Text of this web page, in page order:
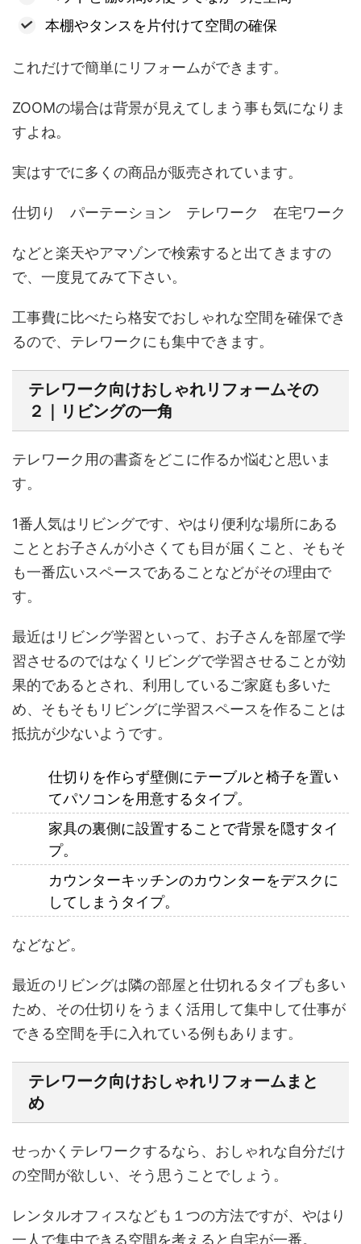
本棚やタンスを片付けて空間の確保
これだけで簡単にリフォームができます。
ZOOMの場合は背景が見えてしまう事も気になりま
すよね。
実はすでに多くの商品が販売されています。
仕切り パーテーション テレワーク 在宅ワーク
などと楽天やアマゾンで検索すると出てきますの
で、一度見てみて下さい。
工事費に比べたら格安でおしゃれな空間を確保でき
るので、テレワークにも集中できます。
テレワーク向けおしゃれリフォームその
２｜リビングの一角
テレワーク用の書斎をどこに作るか悩むと思いま
す。
1番人気はリビングです、やはり便利な場所にある
こととお子さんが小さくても目が届くこと、そもそ
も一番広いスペースであることなどがその理由で
す。
最近はリビング学習といって、お子さんを部屋で学
習させるのではなくリビングで学習させることが効
果的であるとされ、利用しているご家庭も多いた
め、そもそもリビングに学習スペースを作ることは
抵抗が少ないようです。
仕切りを作らず壁側にテーブルと椅子を置い
てパソコンを用意するタイプ。
家具の裏側に設置することで背景を隠すタイ
プ。
カウンターキッチンのカウンターをデスクに
してしまうタイプ。
などなど。
最近のリビングは隣の部屋と仕切れるタイプも多い
ため、その仕切りをうまく活用して集中して仕事が
できる空間を手に入れている例もあります。
テレワーク向けおしゃれリフォームまと
め
せっかくテレワークするなら、おしゃれな自分だけ
の空間が欲しい、そう思うことでしょう。
レンタルオフィスなども１つの方法ですが、やはり
一人で集中できる空間を考えると自宅が一番。